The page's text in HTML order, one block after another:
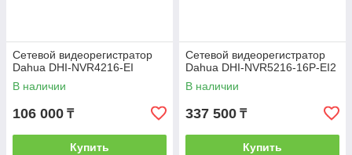
Сетевой видеорегистратор
Dahua DHI-NVR4216-EI
В наличии
106 000 ₸
Купить
Сетевой видеорегистратор
Dahua DHI-NVR5216-16P-EI2
В наличии
337 500 ₸
Купить